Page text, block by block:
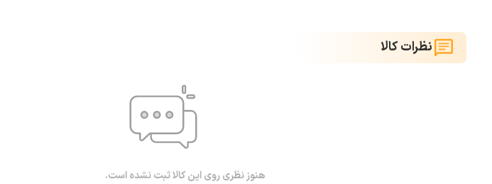
نظرات کالا
هنوز نظری روی این کالا ثبت نشده است.